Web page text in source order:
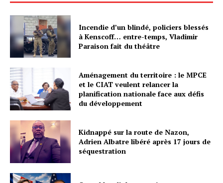
Incendie d’un blindé, policiers blessés
à Kenscoff… entre-temps, Vladimir
Paraison fait du théâtre
Aménagement du territoire : le MPCE
et le CIAT veulent relancer la
planification nationale face aux défis
du développement
Kidnappé sur la route de Nazon,
Adrien Albatre libéré après 17 jours de
séquestration